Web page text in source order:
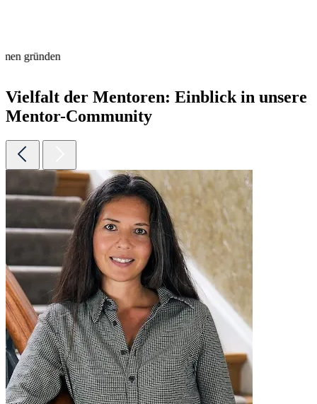
gründen
Vielfalt der Mentoren: Einblick in unsere
Mentor-Community